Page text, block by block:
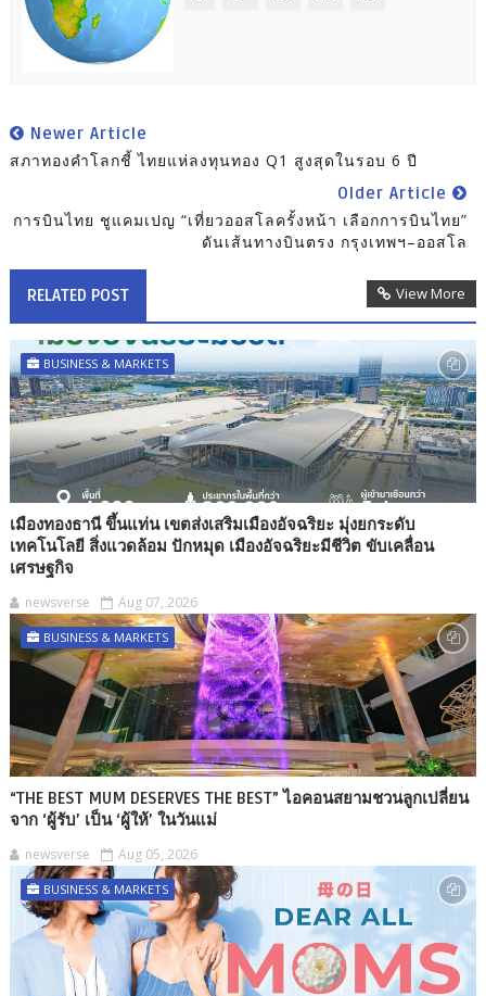
Newer Article
สภาทองคำโลกชี้ ไทยแห่ลงทุนทอง Q1 สูงสุดในรอบ 6 ปี
Older Article
การบินไทย ชูแคมเปญ “เที่ยวออสโลครั้งหน้า เลือกการบินไทย”
ดันเส้นทางบินตรง กรุงเทพฯ–ออสโล
RELATED POST View More
BUSINESS & MARKETS
เมืองทองธานี ขึ้นแท่น เขตส่งเสริมเมืองอัจฉริยะ มุ่งยกระดับ
เทคโนโลยี สิ่งแวดล้อม ปักหมุด เมืองอัจฉริยะมีชีวิต ขับเคลื่อน
เศรษฐกิจ
newsverse Aug 07, 2026
BUSINESS & MARKETS
“THE BEST MUM DESERVES THE BEST” ไอคอนสยามชวนลูกเปลี่ยน
จาก ‘ผู้รับ’ เป็น ‘ผู้ให้’ ในวันแม่
newsverse Aug 05, 2026
BUSINESS & MARKETS